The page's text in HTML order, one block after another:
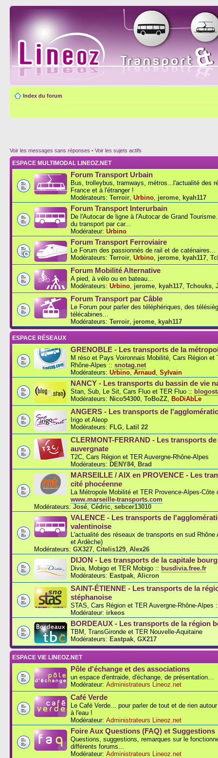
Index du forum
Voir les messages sans réponses • Voir les sujets actifs
ESPACE MULTIMODAL LINEOZ.NET
Forum Transport Urbain
Bus, trolleybus, tramways, métros...l'actualité des
France et à l'étranger !
Modérateurs: Terroir Urbino jerome kyah117
Forum Transport Interurbain
De l'Autocar de ligne à l'Autocar de Grand
du transport par car...
Modérateur: Urbino
Forum Transport Ferroviaire
Le Forum des passionnés de rail et de caténaires...
Modérateurs: Terroir Urbino jerome kyah117
Forum Mobilité Alternative
A pied, à vélo ou en bateau...
Modérateurs: Urbino jerome kyah117 Tchouks
Forum Transport par Câble
Le Forum pour parler des téléphériques, des
télécabines...
Modérateurs: Terroir jerome kyah117
ESPACE RÉSEAUX
GRENOBLE - Les transports de la
M réso et Pays Voironnais Mobilité, Cars Région et
Rhône-Alpes :: snotag.net
Modérateurs: Urbino Arnaud Sylvain
NANCY - Les transports du bassin de vie
Stan, Sub, Le Sit, Cars Fluo et TER Fluo ::
Modérateurs: Nico54300 ToBoZZ BoDiAbLe
ANGERS - Les transports de
Irigo et Aleop
Modérateurs: FLG Latil 22
CLERMONT-FERRAND - Les transports
auvergnate
T2C, Cars Région et TER Auvergne-Rhône-Alpes
Modérateurs: DENY84, Brad
MARSEILLE / AIX en PROVENCE - Les
cité phocéenne
La Métropole Mobilité et TER Provence-Alpes-Côte
www.marseille-transports.com
Modérateurs: José Cédric sebcer13010
VALENCE - Les transports de
valentinoise
L'actualité des réseaux de transports en sud Rhône
et Ardèche)
Modérateurs: GX327 Citelis129 Alex26
DIJON - Les transports de la capitale
Divia, Mobigo et TER Mobigo :: busdivia.free.fr
Modérateurs: Eastpak Alicron
SAINT-ÉTIENNE - Les transports de la
stéphanoise
STAS, Cars Région et TER Auvergne-Rhône-Alpes
Modérateur: irkeos
BORDEAUX - Les transports de la région
TBM, TransGironde et TER Nouvelle-Aquitaine
Modérateurs: Eastpak GX217
ESPACE VIE LINEOZ.NET
Pôle d'échange et des associations
un espace d'entraide, d'échange, de présentation…
Modérateur: Administrateurs Lineoz.net
Café Verde
Le Café Verde... pour parler de tout et de rien
à l'eau !
Modérateur: Administrateurs Lineoz.net
Foire Aux Questions (FAQ) et Suggestions
Questions, suggestions, remarques sur le
différents forums...
Modérateur: Administrateurs Lineoz.net